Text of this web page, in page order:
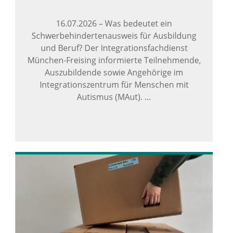
16.07.2026–Was bedeutet ein
Schwerbehindertenausweis für Ausbildung
und Beruf? Der Integrationsfachdienst
München-Freising informierte Teilnehmende,
Auszubildende sowie Angehörige im
Integrationszentrum für Menschen mit
Autismus (MAut). …